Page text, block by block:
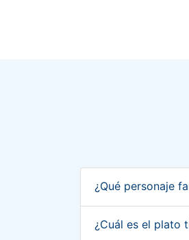
¿Qué personaje
¿Cuál es el plato